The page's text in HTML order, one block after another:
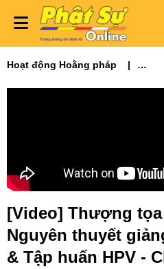
Hoạt động Hoằng pháp
[Video] Thượng
Nguyên thuyết
& Tập huấn HPV -